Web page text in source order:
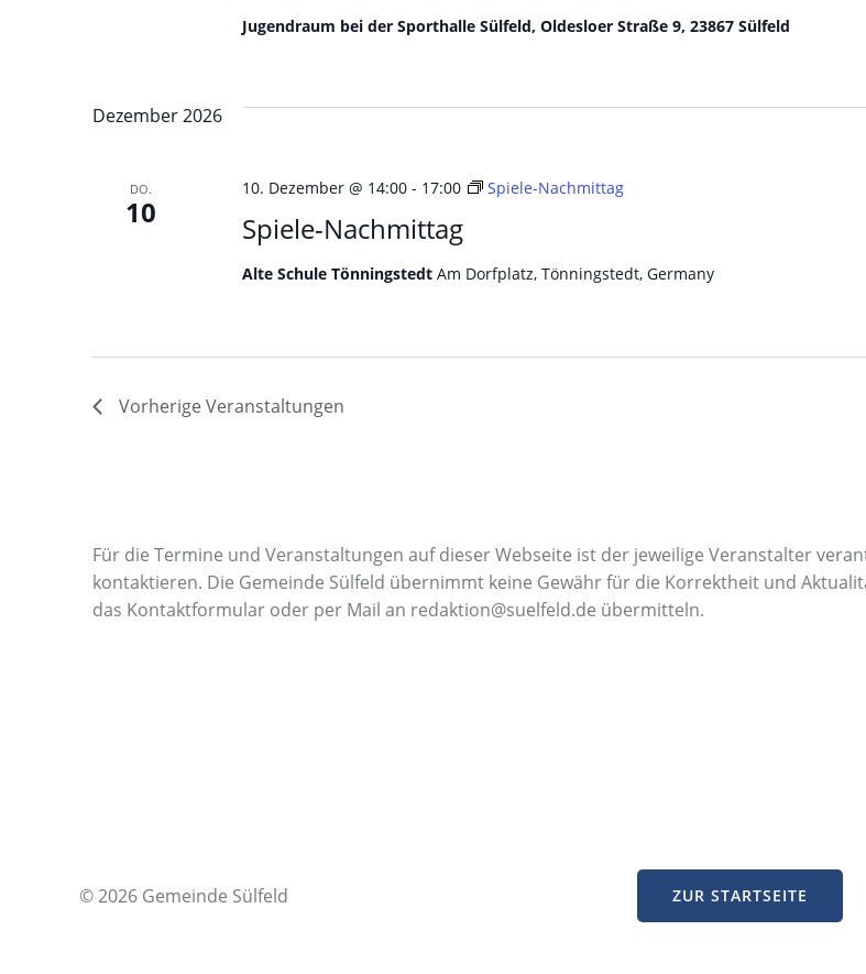
Jugendraum bei der Sporthalle Sülfeld, Oldesloer Straße 9, 23867 Sülfeld
Dezember 2026
DO.
10 Spiele-Nachmittag
10. Dezember @ 14:00- 17:00 Spiele-Nachmittag
Alte Schule Tönningstedt Am Dorfplatz, Tönningstedt, Germany
Vorherige Veranstaltungen
Für die Termine und Veranstaltungen auf dieser Webseite ist der jeweilige Veranstalter
kontaktieren. Die Gemeinde Sülfeld übernimmt keine Gewähr für die Korrektheit und
das Kontaktformular oder per Mail an redaktion@suelfeld.de übermitteln.
© 2026 Gemeinde Sülfeld ZUR STARTSEITE